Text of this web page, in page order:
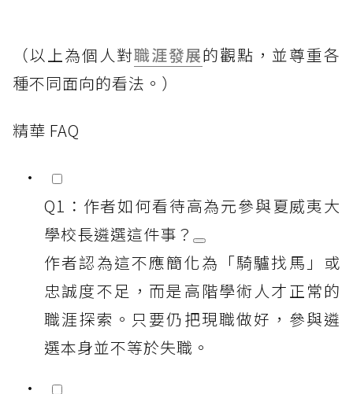
（以上為個人對職涯發展的觀點，並尊重各
種不同面向的看法。）
精華 FAQ
Q1：作者如何看待高為元參與夏威夷大
學校長遴選這件事？
作者認為這不應簡化為「騎驢找馬」或
忠誠度不足，而是高階學術人才正常的
職涯探索。只要仍把現職做好，參與遴
選本身並不等於失職。